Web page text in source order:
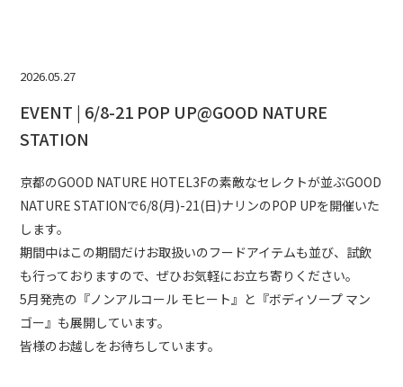
2026.05.27
EVENT | 6/8-21 POP UP@GOOD NATURE
STATION
京都のGOOD NATURE HOTEL3Fの素敵なセレクトが並ぶGOOD
NATURE STATIONで6/8(月)-21(日)ナリンのPOP UPを開催いた
します。
期間中はこの期間だけお取扱いのフードアイテムも並び、試飲
も行っておりますので、ぜひお気軽にお立ち寄りください。
5月発売の『ノンアルコール モヒート』と『ボディソープ マン
ゴー』も展開しています。
皆様のお越しをお待ちしています。